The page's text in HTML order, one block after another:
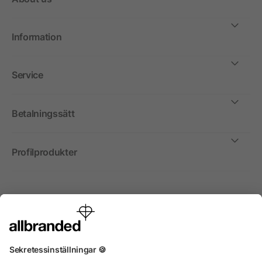
Information
Service
Betalningssätt
Profilprodukter
Internationellt